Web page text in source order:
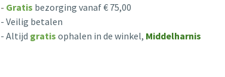
- Gratis bezorging vanaf € 75,00
- Veilig betalen
- Altijd gratis ophalen in de winkel, Middelharnis